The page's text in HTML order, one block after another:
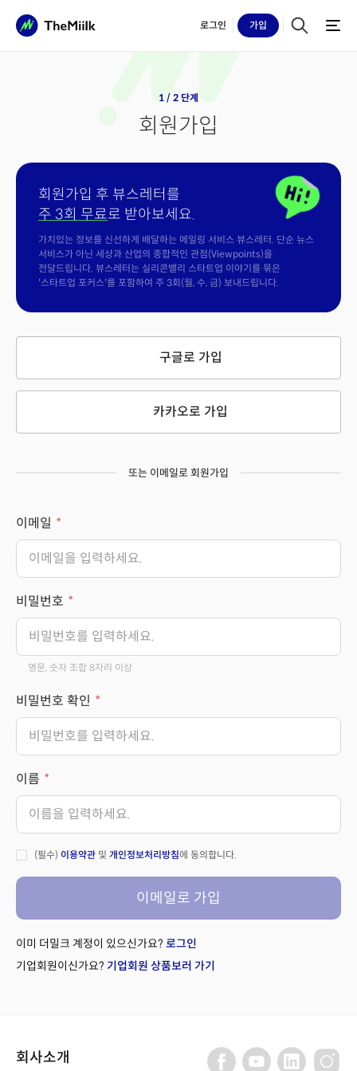
로그인 가입
1 / 2 단계
회원가입
회원가입 후 뷰스레터를
주 3회 무료로 받아보세요.
가치있는 정보를 신선하게 배달하는 메일링 서비스 뷰스레터. 단순 뉴스
서비스가 아닌 세상과 산업의 종합적인 관점(Viewpoints)을
전달드립니다. 뷰스레터는 실리콘밸리 스타트업 이야기를 묶은
'스타트업 포커스'를 포함하여 주 3회(월, 수, 금) 보내드립니다.
구글로 가입
카카오로 가입
또는 이메일로 회원가입
이메일
비밀번호
영문, 숫자 조합 8자리 이상
비밀번호 확인
이름
(필수) 이용약관 및 개인정보처리방침에 동의합니다.
이메일로 가입
이미 더밀크 계정이 있으신가요? 로그인
기업회원이신가요? 기업회원 상품보러 가기
회사소개